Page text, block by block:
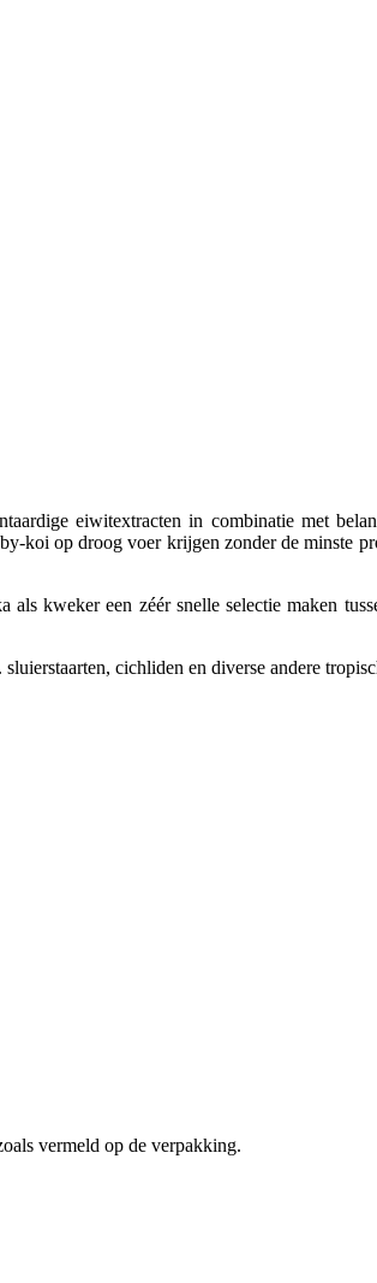
eiwitextracten in combinatie met
koi op droog voer krijgen zonder de minste
kweker een zéér snelle selectie maken
cichliden en diverse andere
vermeld op de verpakking.